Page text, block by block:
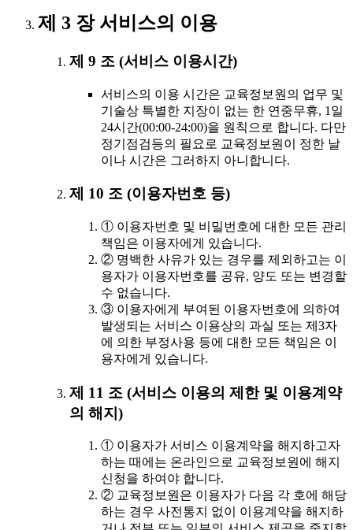
제 3 장 서비스의 이용
제 9 조 (서비스 이용시간)
서비스의 이용 시간은 교육정보원의 업무 및
기술상 특별한 지장이 없는 한 연중무휴, 1일
24시간(00:00-24:00)을 원칙으로 합니다. 다만
정기점검등의 필요로 교육정보원이 정한 날
이나 시간은 그러하지 아니합니다.
제 10 조 (이용자번호 등)
① 이용자번호 및 비밀번호에 대한 모든 관리
책임은 이용자에게 있습니다.
② 명백한 사유가 있는 경우를 제외하고는 이
용자가 이용자번호를 공유, 양도 또는 변경할
수 없습니다.
③ 이용자에게 부여된 이용자번호에 의하여
발생되는 서비스 이용상의 과실 또는 제3자
에 의한 부정사용 등에 대한 모든 책임은 이
용자에게 있습니다.
제 11 조 (서비스 이용의 제한 및 이용계약
의 해지)
① 이용자가 서비스 이용계약을 해지하고자
하는 때에는 온라인으로 교육정보원에 해지
신청을 하여야 합니다.
② 교육정보원은 이용자가 다음 각 호에 해당
하는 경우 사전통지 없이 이용계약을 해지하